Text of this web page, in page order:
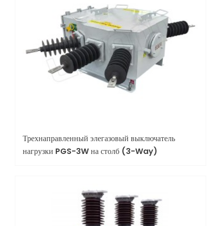
Трехнаправленный элегазовый выключатель
нагрузки PGS-3W на столб (3-Way)